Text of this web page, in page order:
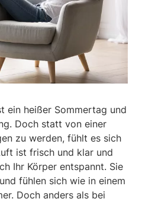
ein heißer Sommertag und
Doch statt von einer
zu werden, fühlt es sich
ist frisch und klar und
Ihr Körper entspannt. Sie
fühlen sich wie in einem
Doch anders als bei